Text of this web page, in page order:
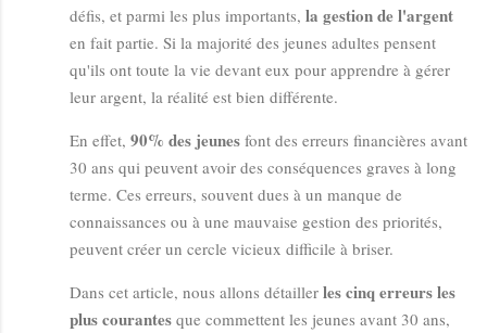
défis, et parmi les plus importants, la gestion de l'argent
en fait partie. Si la majorité des jeunes adultes pensent
qu'ils ont toute la vie devant eux pour apprendre à gérer
leur argent, la réalité est bien différente.
En effet, 90% des jeunes font des erreurs financières avant
30 ans qui peuvent avoir des conséquences graves à long
terme. Ces erreurs, souvent dues à un manque de
connaissances ou à une mauvaise gestion des priorités,
peuvent créer un cercle vicieux difficile à briser.
Dans cet article, nous allons détailler les cinq erreurs les
plus courantes que commettent les jeunes avant 30 ans,